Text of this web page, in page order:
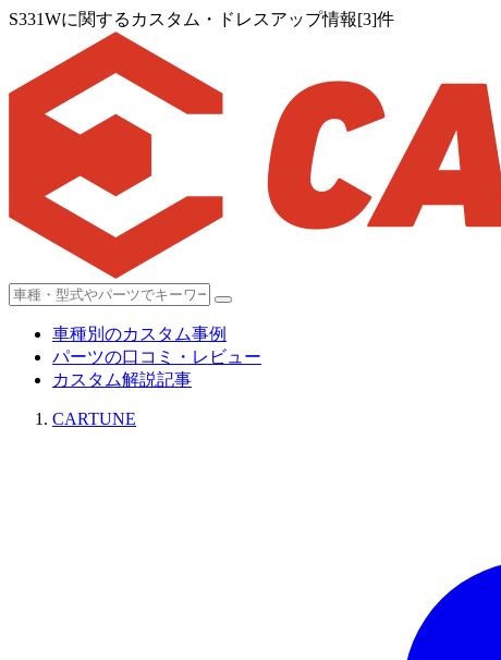
S331Wに関するカスタム・ドレスアップ情報[3]件
車種別のカスタム事例
パーツの口コミ・レビュー
カスタム解説記事
CARTUNE